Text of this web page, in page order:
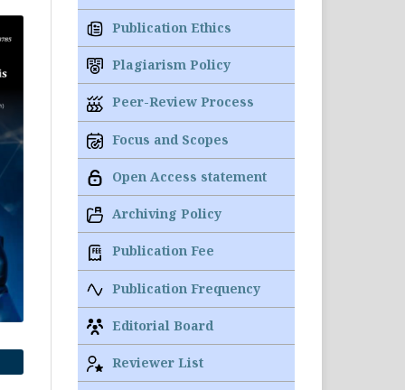
Publication Ethics
Plagiarism Policy
Peer-Review Process
Focus and Scopes
Open Access statement
Archiving Policy
Publication Fee
Publication Frequency
Editorial Board
Reviewer List